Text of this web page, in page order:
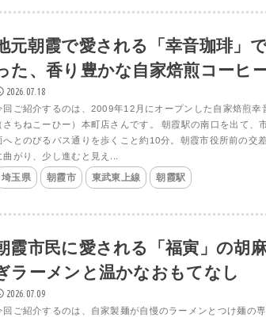
元朝霞で愛される「幸音珈琲」
た、香り豊かな自家焙煎コーヒ
2026.07.18
回ご紹介するのは、2009年12月にオープンした自家焙煎幸
さちねこーひー）本町店さんです。 朝霞駅の南口を出て、
へとのびるバス通りを歩くこと約10分。朝霞市役所前の交
曲がり、少し進むと見え...
埼玉県 朝霞市 東武東上線 朝霞駅
霞市民に愛される「福寅」の胡
ラーメンと温かなおもてなし
2026.07.09
回ご紹介するのは、自家製麺が自慢のラーメンとつけ麺の